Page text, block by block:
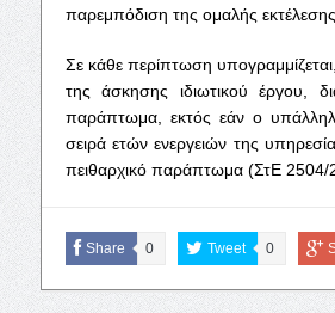
παρεμπόδιση της ομαλής
Σε κάθε περίπτωση
της άσκησης ιδιωτικού έργου,
παράπτωμα, εκτός εάν ο
σειρά ετών ενεργειών της
πειθαρχικό παράπτωμα (ΣτΕ 2504/
Share 0 Tweet 0